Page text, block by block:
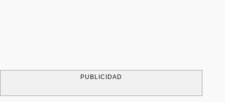
PUBLICIDAD